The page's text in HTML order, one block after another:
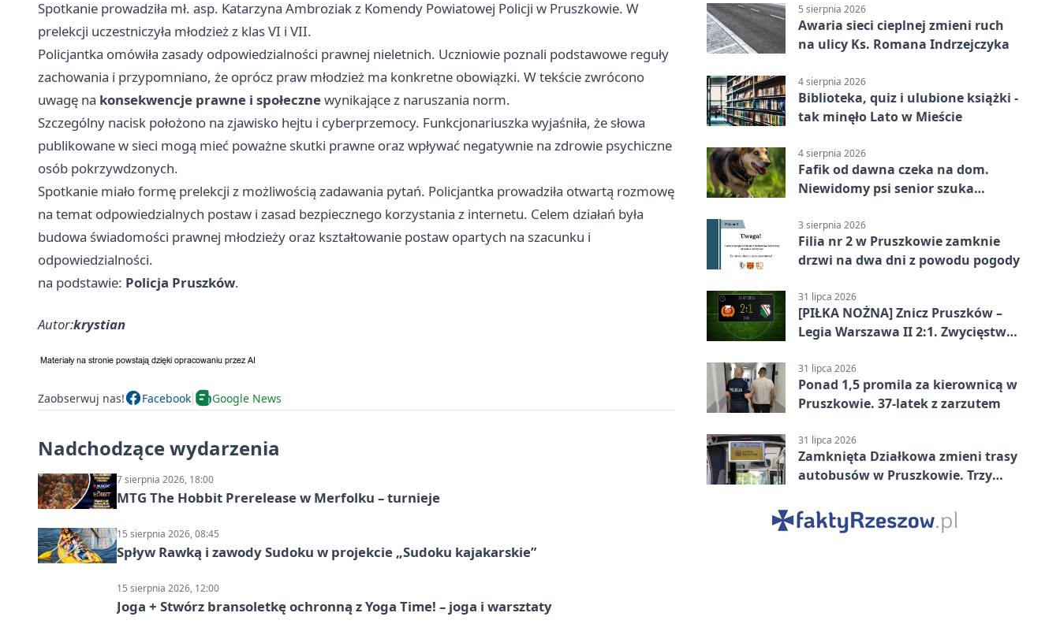
Spotkanie prowadziła mł. asp. Katarzyna Ambroziak z Komendy Powiatowej Policji w Pruszkowie. W
prelekcji uczestniczyła młodzież z klas VI i VII.
Policjantka omówiła zasady odpowiedzialności prawnej nieletnich. Uczniowie poznali podstawowe reguły
zachowania i przypomniano, że oprócz praw młodzież ma konkretne obowiązki. W tekście zwrócono
uwagę na konsekwencje prawne i społecznewynikające z naruszania norm.
Szczególny nacisk położono na zjawisko hejtu i cyberprzemocy. Funkcjonariuszka wyjaśniła, że słowa
publikowane w sieci mogą mieć poważne skutki prawne oraz wpływać negatywnie na zdrowie psychiczne
osób pokrzywdzonych.
Spotkanie miało formę prelekcji z możliwością zadawania pytań. Policjantka prowadziła otwartą rozmowę
na temat odpowiedzialnych postaw i zasad bezpiecznego korzystania z internetu. Celem działań była
budowa świadomości prawnej młodzieży oraz kształtowanie postaw opartych na szacunku i
odpowiedzialności.
na podstawie: Policja Pruszków.
Autor:krystian
Zaobserwuj nas! Facebook Google News
Nadchodzące wydarzenia
7 sierpnia 2026, 18:00
MTG The Hobbit Prerelease w Merfolku – turnieje
15 sierpnia 2026, 08:45
Spływ Rawką i zawody Sudoku w projekcie „Sudoku kajakarskie”
15 sierpnia 2026, 12:00
Joga + Stwórz bransoletkę ochronną z Yoga Time! – joga i warsztaty
5 sierpnia 2026
Awaria sieci cieplnej zmieni ruch
na ulicy Ks. Romana Indrzejczyka
4 sierpnia 2026
Biblioteka, quiz i ulubione książki -
tak minęło Lato w Mieście
4 sierpnia 2026
Fafik od dawna czeka na dom.
Niewidomy psi senior szuka
3 sierpnia 2026
Filia nr 2 w Pruszkowie zamknie
drzwi na dwa dni z powodu pogody
31 lipca 2026
[PIŁKA NOŻNA] Znicz Pruszków –
Legia Warszawa II 2:1. Zwycięstwo
minucie
31 lipca 2026
Ponad 1,5 promila za kierownicą w
Pruszkowie. 37-latek z zarzutem
31 lipca 2026
Zamknięta Działkowa zmieni trasy
autobusów w Pruszkowie. Trzy